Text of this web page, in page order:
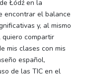
Łódź en la
encontrar el balance
y, al mismo
quiero compartir
mis clases con mis
español,
de las TIC en el